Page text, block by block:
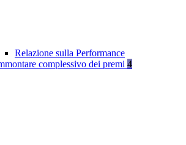
Relazione sulla Performance
complessivo dei premi 4